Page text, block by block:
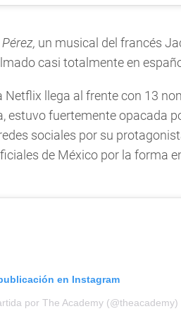
un musical del francés
casi totalmente en
llega al frente con 13
estuvo fuertemente opacada
sociales por su
de México por la forma
en Instagram
por The Academy (@theacademy)